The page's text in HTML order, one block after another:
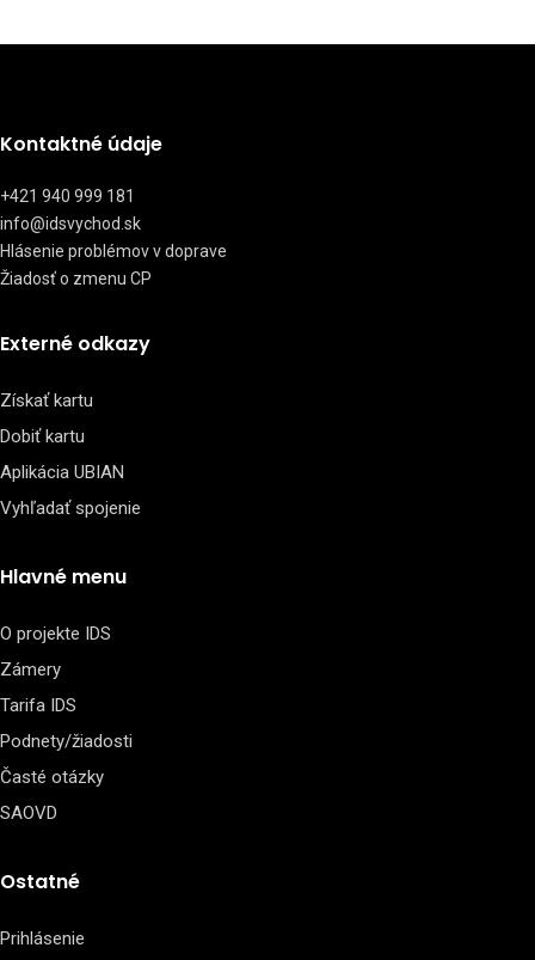
Kontaktné údaje
+421 940 999 181
info@idsvychod.sk
Hlásenie problémov v doprave
Žiadosť o zmenu CP
Externé odkazy
Získať kartu
Dobiť kartu
Aplikácia UBIAN
Vyhľadať spojenie
Hlavné menu
O projekte IDS
Zámery
Tarifa IDS
Podnety/žiadosti
Časté otázky
SAOVD
Ostatné
Prihlásenie